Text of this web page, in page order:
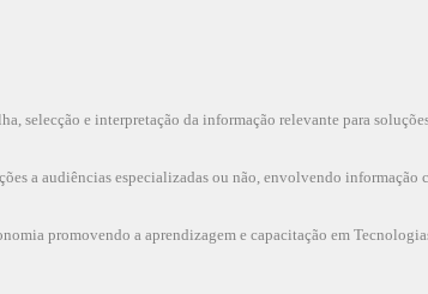
selecção e interpretação da informação relevante para
a audiências especializadas ou não, envolvendo
promovendo a aprendizagem e capacitação em